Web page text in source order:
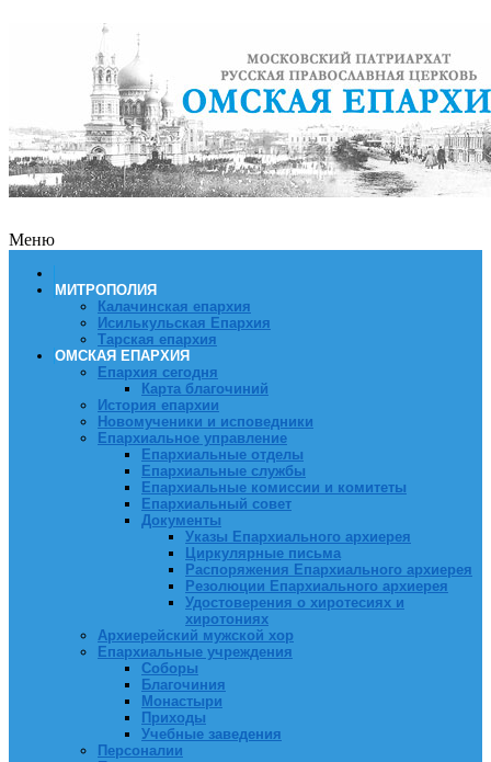
Меню
МИТРОПОЛИЯ
Калачинская епархия
Исилькульская Епархия
Тарская епархия
ОМСКАЯ ЕПАРХИЯ
Епархия сегодня
Карта благочиний
История епархии
Новомученики и исповедники
Епархиальное управление
Епархиальные отделы
Епархиальные службы
Епархиальные комиссии и комитеты
Епархиальный совет
Документы
Указы Епархиального архиерея
Циркулярные письма
Распоряжения Епархиального архиерея
Резолюции Епархиального архиерея
Удостоверения о хиротесиях и
хиротониях
Архиерейский мужской хор
Епархиальные учреждения
Соборы
Благочиния
Монастыри
Приходы
Учебные заведения
Персоналии